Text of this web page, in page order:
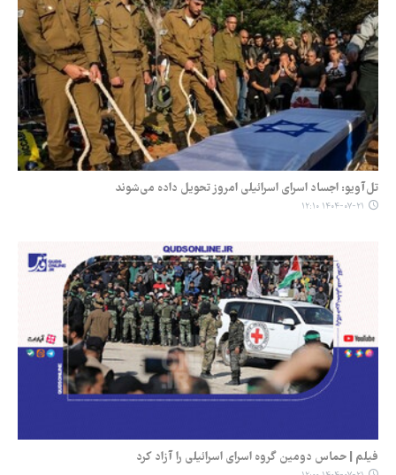
تل‌آویو: اجساد اسرای اسرائیلی امروز تحویل داده می‌شوند
۱۴۰۴-۰۷-۲۱ ۱۲:۱۰
فیلم | حماس دومین گروه اسرای اسرائیلی را آزاد کرد